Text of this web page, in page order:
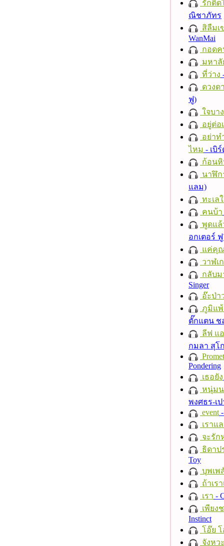
รักติด
ณิชาภัทร
สิลืมเ
WanMai
กอดค
มหาลั
ที่ว่าง
ดวงด
ฟู)
ใจบาง
อยู่ต่อ
อย่าท
ไหม - เบิ
ก้อน
นาฬิก
แลม)
ทะเล
คนบ้า
พูดแล้
อกเตอร์
แค่คุ
วาฬเ
กลับม
Singer
อ๊ะป่า
ภูมิแพ้
ตั๊กแตน ช
ลีฟ แอ
กมลา สุโ
Pondering
เธอยัง
หนุ่มน
พงศธร-เ
event
เราแ
จะรัก
ธิดาป
Toy
บุพเพ
ถ้าเร
เรา -
เพียง
Instinct
โอ๊ย
จังหว